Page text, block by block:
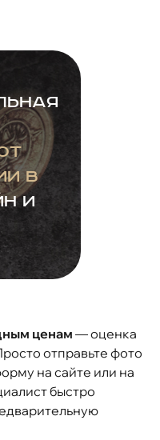
в
и
ценам — оценка
отправьте фото
на сайте или на
быстро